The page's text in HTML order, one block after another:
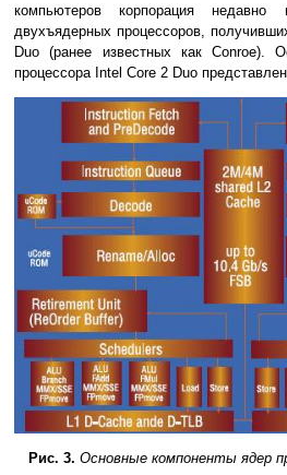
компьютеров корпорация
двухъядерных процессоров,
Duo (ранее известных как Conroe).
процессора Intel Core 2 Duo
Рис. 3. Основные компоненты ядер